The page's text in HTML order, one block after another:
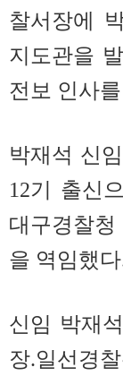
찰서장에
지도관을
전보 인사
박재석 신
12기 출신
대구경찰
을 역임했
신임 박재
장.일선경